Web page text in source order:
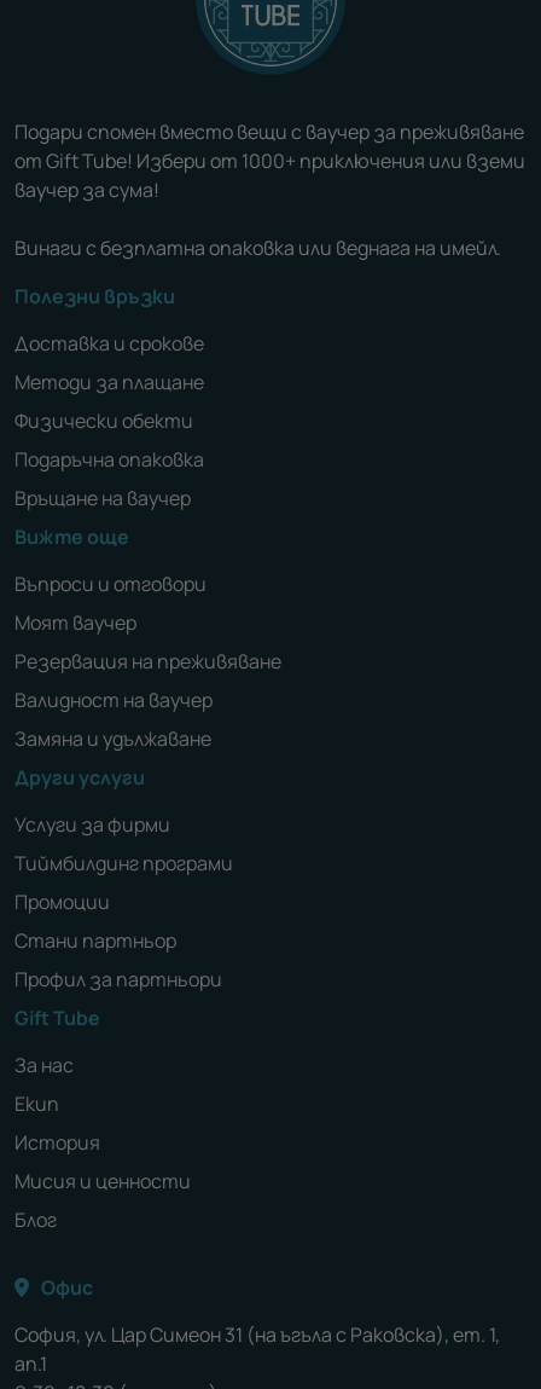
Подари спомен вместо вещи с ваучер за преживяване
от Gift Tube! Избери от 1000+ приключения или вземи
ваучер за сума!
Винаги с безплатна опаковка или веднага на имейл.
Полезни връзки
Доставка и срокове
Методи за плащане
Физически обекти
Подаръчна опаковка
Връщане на ваучер
Вижте още
Въпроси и отговори
Моят ваучер
Резервация на преживяване
Валидност на ваучер
Замяна и удължаване
Други услуги
Услуги за фирми
Тиймбилдинг програми
Промоции
Стани партньор
Профил за партньори
Gift Tube
За нас
Екип
История
Мисия и ценности
Блог
Офис
София, ул. Цар Симеон 31 (на ъгъла с Раковска), ет. 1,
ап.1